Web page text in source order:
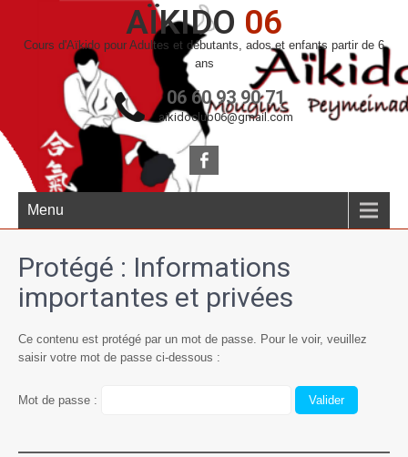
AÏKIDO 06
Cours d'Aïkido pour Adultes et débutants, ados et enfants partir de 6
ans
06 60 93 90 71
aikidoclub06@gmail.com
Menu
Protégé : Informations
importantes et privées
Ce contenu est protégé par un mot de passe. Pour le voir, veuillez
saisir votre mot de passe ci-dessous :
Mot de passe :